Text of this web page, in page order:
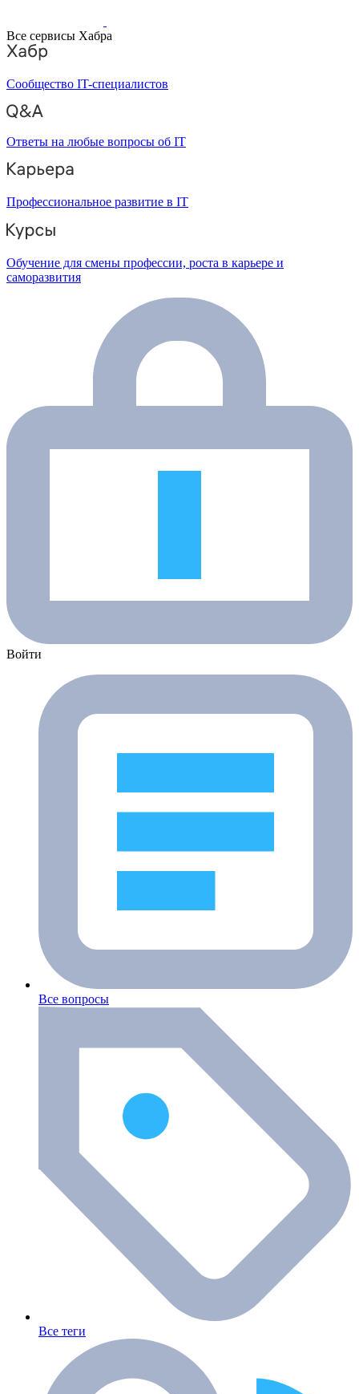
Все сервисы Хабра
Сообщество IT-специалистов
Ответы на любые вопросы об IT
Профессиональное развитие в IT
Обучение для смены профессии, роста в карьере и
саморазвития
Войти
Все вопросы
Все теги